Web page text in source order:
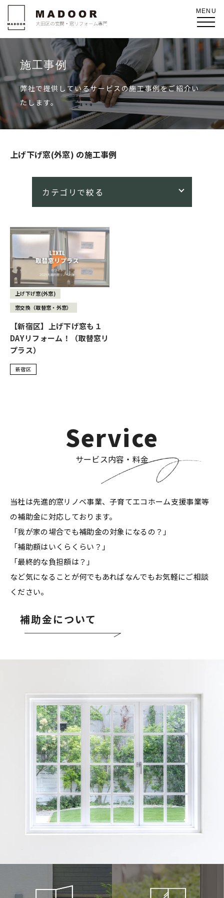
施工事例
弊社で提供しているサービスの施工事例をご紹介い
たします。
上げ下げ窓(外窓) の施工事例
上げ下げ窓(外窓)
窓交換（取替窓・外窓）
【新宿区】上げ下げ窓も１
DAYリフォーム！（取替窓リ
プラス）
新宿区
Service
サービス内容・料金
当社は先進的窓リノベ事業、子育てエコホーム支援事業等
の補助金に対応しております。
「我が家の場合でも補助金の対象になるの？」
「補助額はいくらくらい？」
「最終的な負担額は？」
など気になることが何でもあればなんでもお気軽にご相談
ください。
補助金について